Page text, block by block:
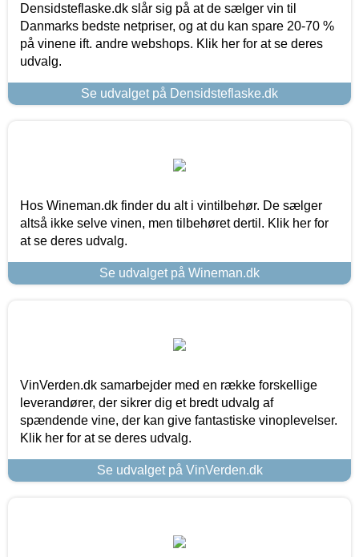
Densidsteflaske.dk slår sig på at de sælger vin til
Danmarks bedste netpriser, og at du kan spare 20-70 %
på vinene ift. andre webshops. Klik her for at se deres
udvalg.
Se udvalget på Densidsteflaske.dk
Hos Wineman.dk finder du alt i vintilbehør. De sælger
altså ikke selve vinen, men tilbehøret dertil. Klik her for
at se deres udvalg.
Se udvalget på Wineman.dk
VinVerden.dk samarbejder med en række forskellige
leverandører, der sikrer dig et bredt udvalg af
spændende vine, der kan give fantastiske vinoplevelser.
Klik her for at se deres udvalg.
Se udvalget på VinVerden.dk